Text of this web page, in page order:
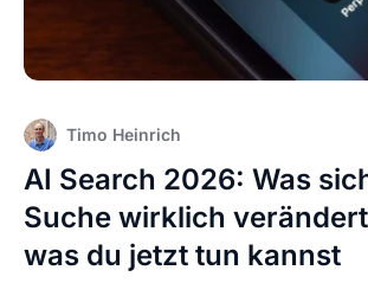
Timo Heinrich
AI Search 2026: Was
Suche wirklich
was du jetzt tun kannst